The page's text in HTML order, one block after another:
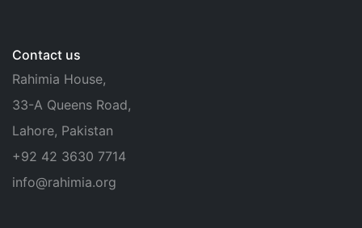
Contact us
Rahimia House,
33-A Queens Road,
Lahore, Pakistan
+92 42 3630 7714
info@rahimia.org